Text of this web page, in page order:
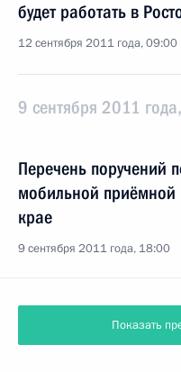
будет работать в
12 сентября 2011 года, 09:00
9 сентября 2011
Перечень поручений
мобильной приёмной
крае
9 сентября 2011 года, 18:00
Показать